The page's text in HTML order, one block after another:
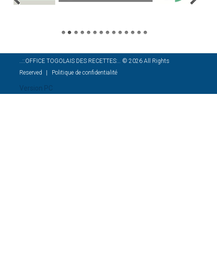
..::OFFICE TOGOLAIS DES RECETTES:.. © 2026 All Rights
Reserved
Politique de confidentialité
Version PC